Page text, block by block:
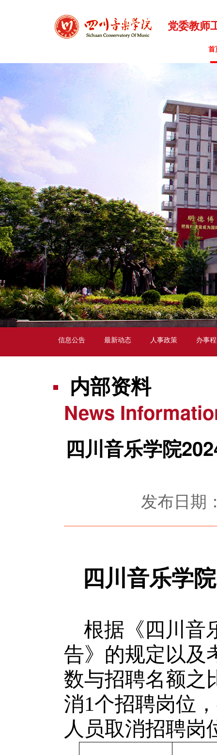
党委教师
首
信息公告 最新动态 人事政策 办事
内部资料
News
四川音乐学院
发布日
四川音乐学
根据《四川音
告》的规定以及
数与招聘名额之
消1个招聘岗位
人员取消招聘岗